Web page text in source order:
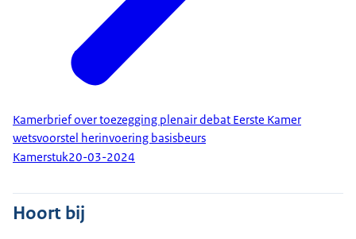
Kamerbrief over toezegging plenair debat Eerste Kamer
wetsvoorstel herinvoering basisbeurs
Kamerstuk20-03-2024
Hoort bij